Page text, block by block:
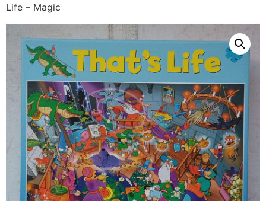
Life – Magic